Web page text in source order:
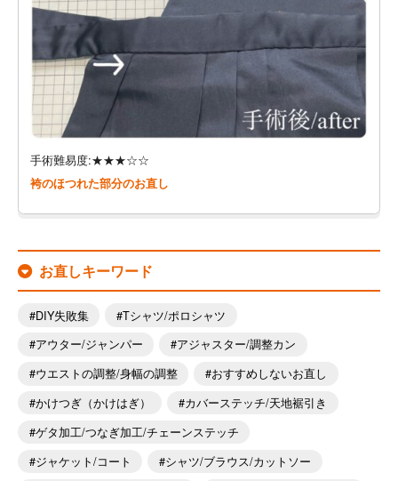
手術難易度:★★★☆☆
袴のほつれた部分のお直し
お直しキーワード
DIY失敗集
Tシャツ/ポロシャツ
アウター/ジャンパー
アジャスター/調整カン
ウエストの調整/身幅の調整
おすすめしないお直し
かけつぎ（かけはぎ）
カバーステッチ/天地裾引き
ゲタ加工/つなぎ加工/チェーンステッチ
ジャケット/コート
シャツ/ブラウス/カットソー